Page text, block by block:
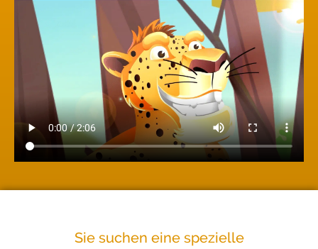
Sie suchen eine spezielle